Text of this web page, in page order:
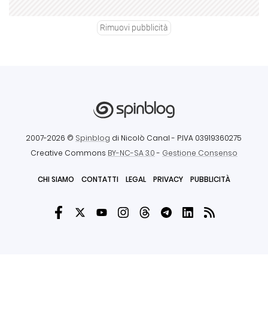
Rimuovi pubblicità
2007-2026 © Spinblog di Nicolò Canal - P.IVA 03919360275
Creative Commons BY-NC-SA 3.0- Gestione Consenso
CHI SIAMO CONTATTI LEGAL PRIVACY PUBBLICITÀ